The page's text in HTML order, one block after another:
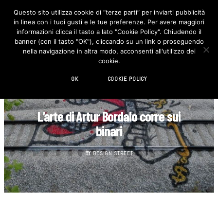
F
c
e
b
o
I
n
s
t
L’arte di Artur Bordalo corre sui
binari
BY DESIGN STREET
Questo sito utilizza cookie di “terze parti” per inviarti pubblicità
in linea con i tuoi gusti e le tue preferenze. Per avere maggiori
informazioni clicca il tasto a lato "Cookie Policy". Chiudendo il
banner (con il tasto "OK"), cliccando su un link o proseguendo
nella navigazione in altra modo, acconsenti all'utilizzo dei
cookie.
OK COOKIE POLICY